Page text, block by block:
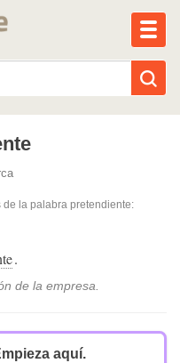
con IA
de la palabra pretendiente:
.
de la empresa.
aquí.